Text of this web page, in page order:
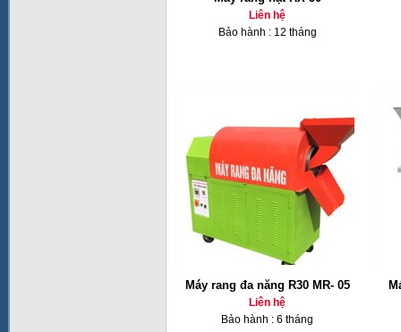
Liên hệ
Bảo hành : 12 tháng
Máy rang đa năng R30 MR- 05
Liên hệ
Bảo hành : 6 tháng